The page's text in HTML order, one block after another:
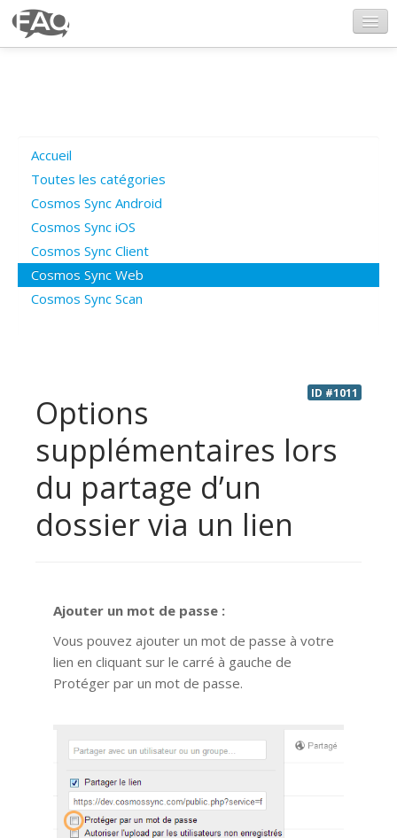
Poser une question
Questions ouvertes
Connexion
Accueil
Toutes les catégories
Cosmos Sync Android
Cosmos Sync iOS
Cosmos Sync Client
Cosmos Sync Web
Cosmos Sync Scan
ID #1011
Options
supplémentaires lors
du partage d’un
dossier via un lien
Ajouter un mot de passe :
Vous pouvez ajouter un mot de passe à votre
lien en cliquant sur le carré à gauche de
Protéger par un mot de passe.